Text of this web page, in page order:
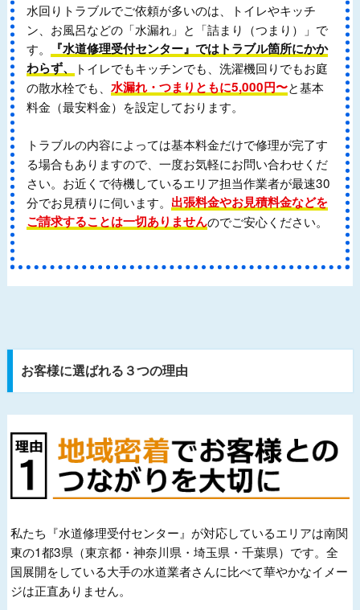
水回りトラブルでご依頼が多いのは、トイレやキッチ
ン、お風呂などの「水漏れ」と「詰まり（つまり）」で
す。
『水道修理受付センター』ではトラブル箇所にかか
わらず、
トイレでもキッチンでも、洗濯機回りでもお庭
の散水栓でも、 水漏れ・つまりともに5,000円〜と基本
料金（最安料金）を設定しております。
トラブルの内容によっては基本料金だけで修理が完了す
る場合もありますので、一度お気軽にお問い合わせくだ
さい。お近くで待機しているエリア担当作業者が最速30
分でお見積りに伺います。 出張料金やお見積料金などを
ご請求することは一切ありませんのでご安心ください。
お客様に選ばれる３つの理由
私たち『水道修理受付センター』が対応しているエリアは南関
東の1都3県（東京都・神奈川県・埼玉県・千葉県）です。全
国展開をしている大手の水道業者さんに比べて華やかなイメー
ジは正直ありません。